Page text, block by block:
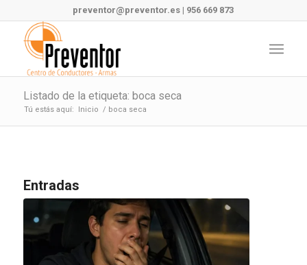
preventor@preventor.es | 956 669 873
Listado de la etiqueta: boca seca
Tú estás aquí: Inicio / boca seca
Entradas